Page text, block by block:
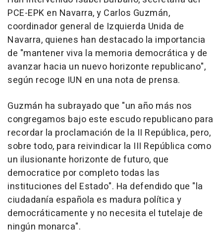
PCE-EPK en Navarra, y Carlos Guzmán,
coordinador general de Izquierda Unida de
Navarra, quienes han destacado la importancia
de "mantener viva la memoria democrática y de
avanzar hacia un nuevo horizonte republicano",
según recoge IUN en una nota de prensa.
Guzmán ha subrayado que "un año más nos
congregamos bajo este escudo republicano para
recordar la proclamación de la II República, pero,
sobre todo, para reivindicar la III República como
un ilusionante horizonte de futuro, que
democratice por completo todas las
instituciones del Estado". Ha defendido que "la
ciudadanía española es madura política y
democráticamente y no necesita el tutelaje de
ningún monarca".